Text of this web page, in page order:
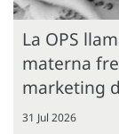
La OPS
materna
marketing
31 Jul 2026